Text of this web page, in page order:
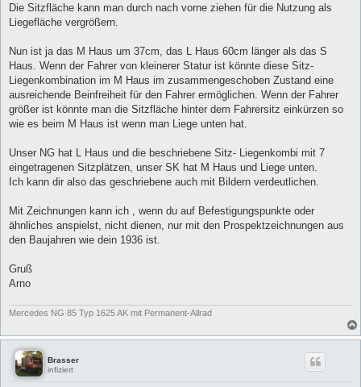
Die Sitzfläche kann man durch nach vorne ziehen für die Nutzung als
Liegefläche vergrößern.
Nun ist ja das M Haus um 37cm, das L Haus 60cm länger als das S
Haus. Wenn der Fahrer von kleinerer Statur ist könnte diese Sitz-
Liegenkombination im M Haus im zusammengeschoben Zustand eine
ausreichende Beinfreiheit für den Fahrer ermöglichen. Wenn der Fahrer
größer ist könnte man die Sitzfläche hinter dem Fahrersitz einkürzen so
wie es beim M Haus ist wenn man Liege unten hat.
Unser NG hat L Haus und die beschriebene Sitz- Liegenkombi mit 7
eingetragenen Sitzplätzen, unser SK hat M Haus und Liege unten.
Ich kann dir also das geschriebene auch mit Bildern verdeutlichen.
Mit Zeichnungen kann ich , wenn du auf Befestigungspunkte oder
ähnliches anspielst, nicht dienen, nur mit den Prospektzeichnungen aus
den Baujahren wie dein 1936 ist.
Gruß
Arno
Mercedes NG 85 Typ 1625 AK mit Permanent-Allrad
Brasser
infiziert